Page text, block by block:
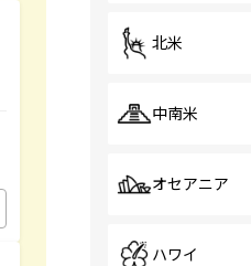
北米
中南米
オセアニア
ハワイ